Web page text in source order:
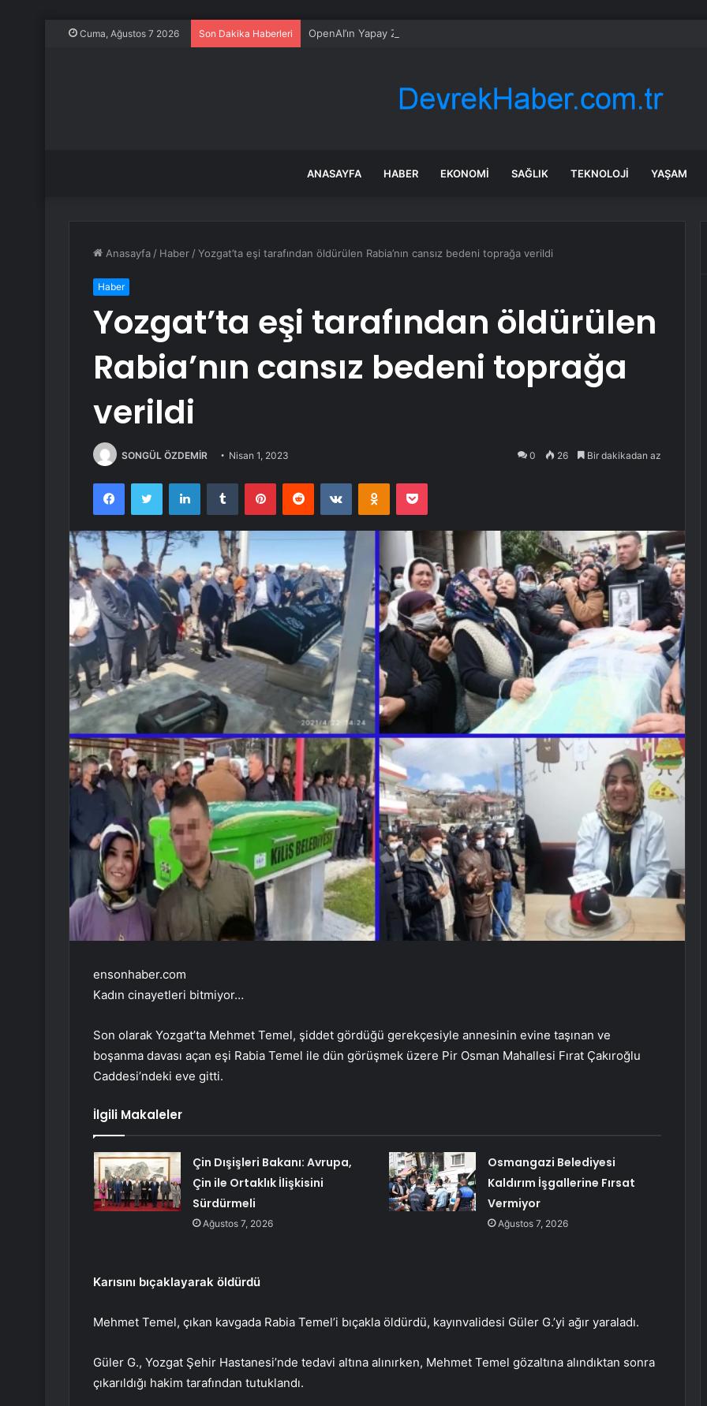
Cuma, Ağustos 7 2026 Son Dakika Haberleri OpenAI’ın Yapay Zeka Modeli Güvenlik Testinde Kontrolden Çıktı, Hugging Face’i
ANASAYFA HABER EKONOMI SAĞLIK TEKNOLOJI YAŞAM
Anasayfa / Haber /Yozgat’ta eşi tarafından öldürülen Rabia’nın cansız bedeni toprağa verildi
Haber
Yozgat’ta eşi tarafından öldürülen
Rabia’nın cansız bedeni toprağa
verildi
SONGÜL ÖZDEMİR Nisan 1, 2023 0 26 Bir dakikadan az
FacebookTwitter LinkedInTumblr PinterestReddit VKontakteOdnoklassniki
Pocket
ensonhaber.com
Kadın cinayetleri bitmiyor…
Son olarak Yozgat’ta Mehmet Temel, şiddet gördüğü gerekçesiyle annesinin evine taşınan ve
boşanma davası açan eşi Rabia Temel ile dün görüşmek üzere Pir Osman Mahallesi Fırat Çakıroğlu
Caddesi’ndeki eve gitti.
İlgili Makaleler
Çin Dışişleri Bakanı: Avrupa,
Çin ile Ortaklık İlişkisini
Sürdürmeli
Ağustos 7, 2026
Osmangazi Belediyesi
Kaldırım İşgallerine Fırsat
Vermiyor
Ağustos 7, 2026
Karısını bıçaklayarak öldürdü
Mehmet Temel, çıkan kavgada Rabia Temel’i bıçakla öldürdü, kayınvalidesi Güler G.’yi ağır yaraladı.
Güler G., Yozgat Şehir Hastanesi’nde tedavi altına alınırken, Mehmet Temel gözaltına alındıktan sonra
çıkarıldığı hakim tarafından tutuklandı.